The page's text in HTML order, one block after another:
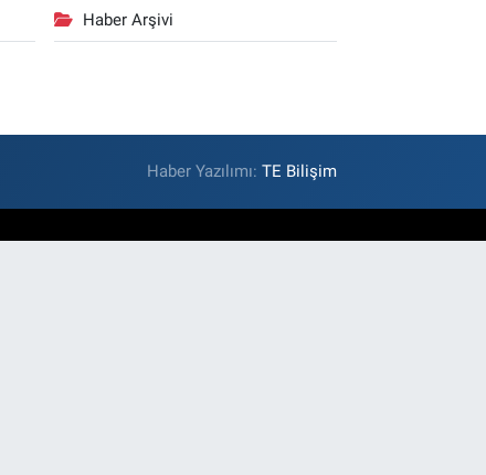
Haber Arşivi
Haber Yazılımı:TE Bilişim